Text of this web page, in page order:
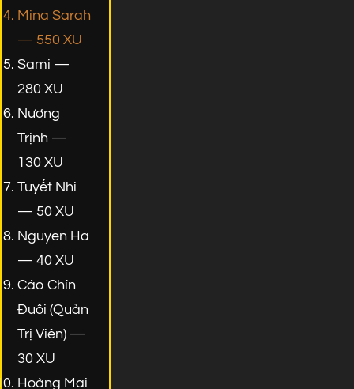
Mina Sarah
— 550 XU
Sami —
280 XU
Nương
Trịnh —
130 XU
Tuyết Nhi
— 50 XU
Nguyen Ha
— 40 XU
Cáo Chín
Đuôi (Quản
Trị Viên) —
30 XU
Hoàng Mai